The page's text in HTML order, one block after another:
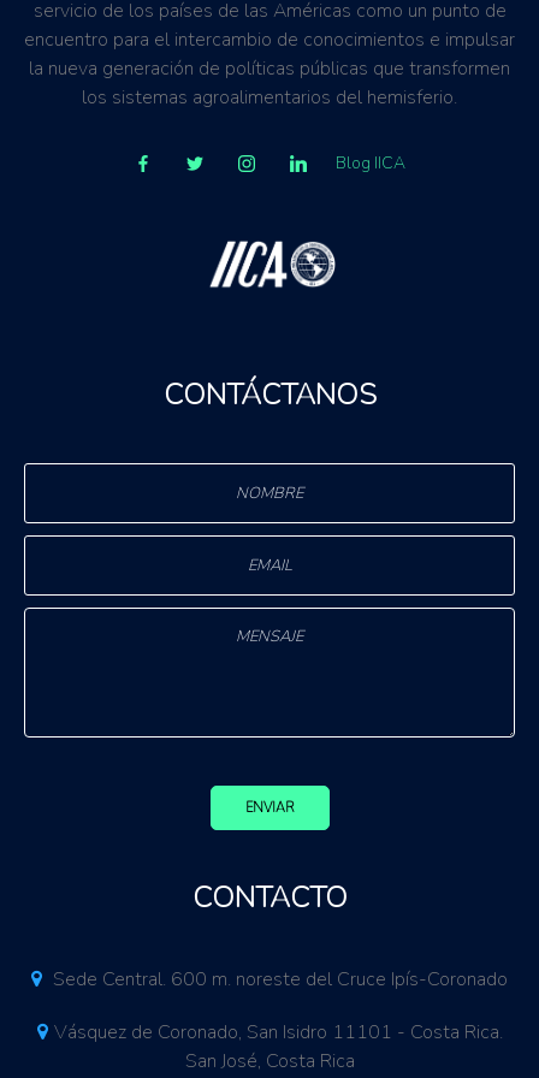
servicio de los países de las Américas como un punto de
encuentro para el intercambio de conocimientos e impulsar
la nueva generación de políticas públicas que transformen
los sistemas agroalimentarios del hemisferio.
Blog IICA
CONTÁCTANOS
ENVIAR
CONTACTO
Sede Central. 600 m. noreste del Cruce Ipís-Coronado
Vásquez de Coronado, San Isidro 11101 - Costa Rica.
San José, Costa Rica